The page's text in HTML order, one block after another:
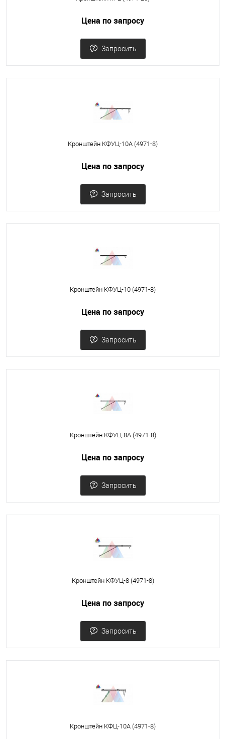
Цена по запросу
Запросить
Кронштейн КФУЦ-10А (4971-8)
Цена по запросу
Запросить
Кронштейн КФУЦ-10 (4971-8)
Цена по запросу
Запросить
Кронштейн КФУЦ-8А (4971-8)
Цена по запросу
Запросить
Кронштейн КФУЦ-8 (4971-8)
Цена по запросу
Запросить
Кронштейн КФЦ-10А (4971-8)